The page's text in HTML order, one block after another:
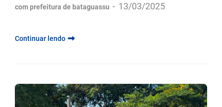
com prefeitura de bataguassu - 13/03/2025
Continuar lendo